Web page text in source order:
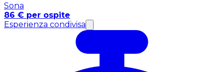
Sona
86 € per ospite
Esperienza condivisa